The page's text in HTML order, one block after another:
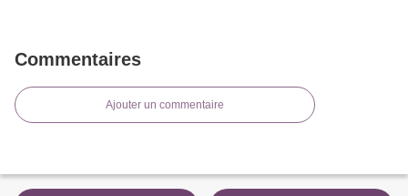
Commentaires
Ajouter un commentaire